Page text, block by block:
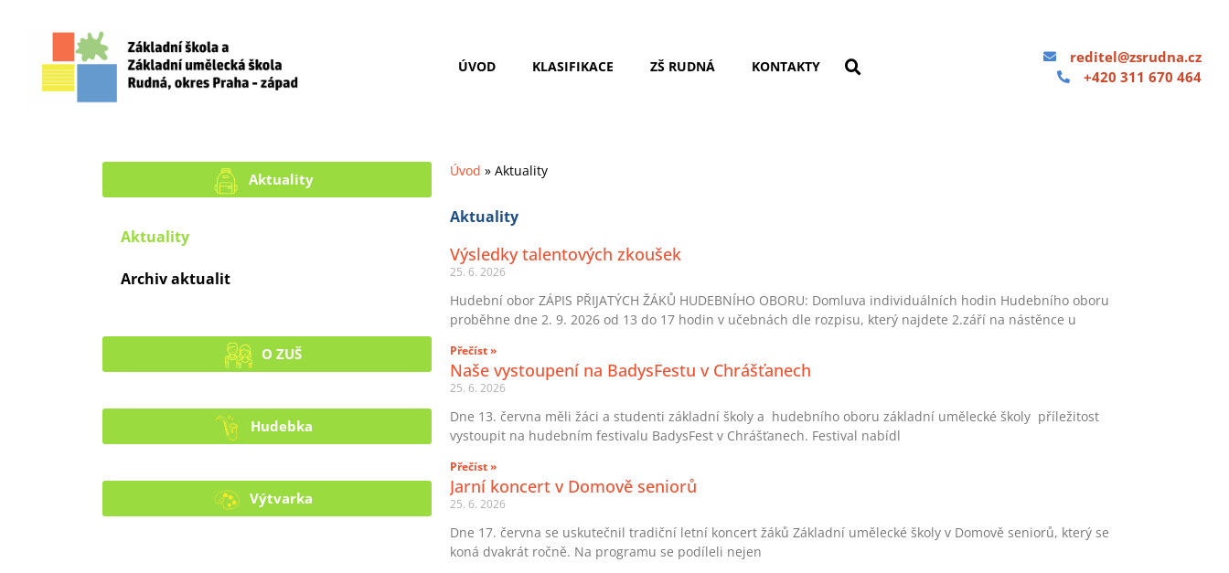
ÚVOD KLASIFIKACE ZŠ RUDNÁ KONTAKTY
reditel@zsrudna.cz
+420 311 670 464
Aktuality
Aktuality
Archiv aktualit
O ZUŠ
Hudebka
Výtvarka
Úvod » Aktuality
Aktuality
Výsledky talentových zkoušek
25. 6. 2026
Hudební obor ZÁPIS PŘIJATÝCH ŽÁKŮ HUDEBNÍHO OBORU: Domluva individuálních hodin Hudebního oboru
proběhne dne 2. 9. 2026 od 13 do 17 hodin v učebnách dle rozpisu, který najdete 2.září na nástěnce u
Přečíst »
Naše vystoupení na BadysFestu v Chrášťanech
25. 6. 2026
Dne 13. června měli žáci a studenti základní školy a hudebního oboru základní umělecké školy příležitost
vystoupit na hudebním festivalu BadysFest v Chrášťanech. Festival nabídl
Přečíst »
Jarní koncert v Domově seniorů
25. 6. 2026
Dne 17. června se uskutečnil tradiční letní koncert žáků Základní umělecké školy v Domově seniorů, který se
koná dvakrát ročně. Na programu se podíleli nejen